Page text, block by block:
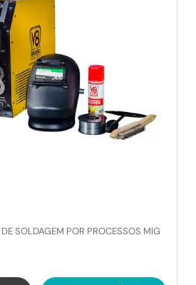
SOLDAGEM POR PROCESSOS MIG